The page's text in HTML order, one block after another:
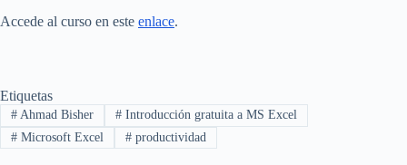
Accede al curso en este enlace.
Etiquetas
#Ahmad Bisher #Introducción gratuita a MS Excel
#Microsoft Excel #productividad